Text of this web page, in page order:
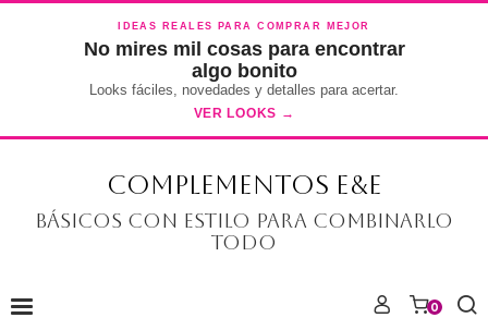
IDEAS REALES PARA COMPRAR MEJOR
No mires mil cosas para encontrar
algo bonito
Looks fáciles, novedades y detalles para acertar.
VER LOOKS →
COMPLEMENTOS E&E
Básicos con estilo para combinarlo
todo
0